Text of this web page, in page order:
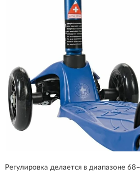
Регулировка делается в диапазоне